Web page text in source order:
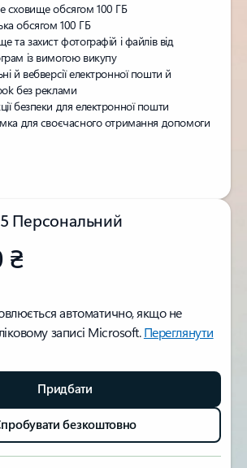
сховище обсягом 100 ГБ
обсягом 100 ГБ
та захист фотографій і файлів від
із вимогою викупу
й вебверсії електронної пошти й
без реклами
безпеки для електронної пошти
для своєчасного отримання допомоги
Персональний
₴
автоматично, якщо не
записі Microsoft.Переглянути
Придбати
безкоштовно